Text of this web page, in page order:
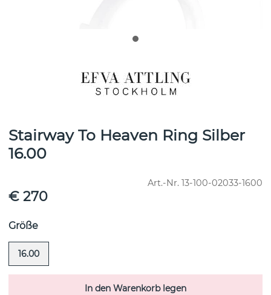
Stairway To Heaven Ring Silber
16.00
Art.-Nr. 13-100-02033-1600
€ 270
Größe
16.00
In den Warenkorb legen